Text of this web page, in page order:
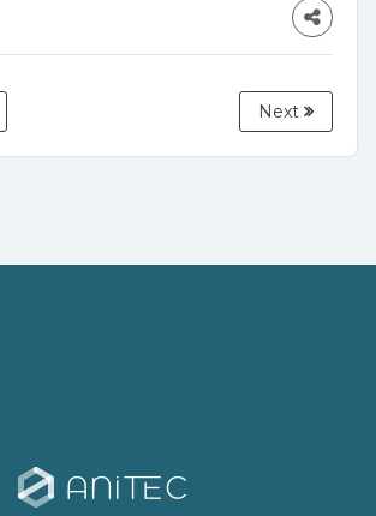
Next